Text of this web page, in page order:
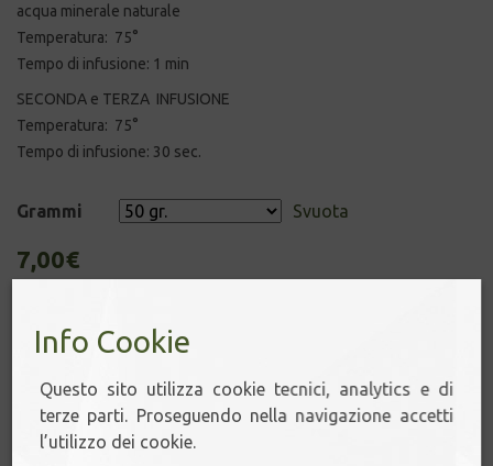
acqua minerale naturale
Temperatura: 75°
Tempo di infusione: 1 min
SECONDA e TERZA INFUSIONE
Temperatura: 75°
Tempo di infusione: 30 sec.
Grammi Svuota
7,00€
PREMIUM
KUKICHA
4****
- +
Info Cookie
Questo sito utilizza cookie tecnici, analytics e di
terze parti. Proseguendo nella navigazione accetti
l’utilizzo dei cookie.